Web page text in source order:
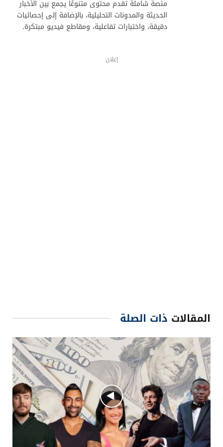
منصة شاملة تقدم محتوى متنوعًا يجمع بين الأخبار
الحديثة والمدونات التحليلية، بالإضافة إلى إحصائيات
دقيقة، واختبارات تفاعلية، ومقاطع فيديو مبتكرة.
إعلان
المقالات ذات الصلة